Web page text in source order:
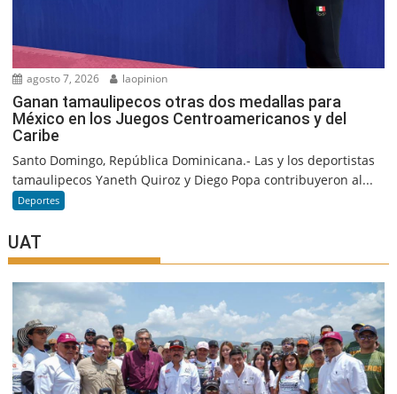
agosto 7, 2026 laopinion
Ganan tamaulipecos otras dos medallas para
México en los Juegos Centroamericanos y del
Caribe
Santo Domingo, República Dominicana.- Las y los deportistas
tamaulipecos Yaneth Quiroz y Diego Popa contribuyeron al...
Deportes
UAT